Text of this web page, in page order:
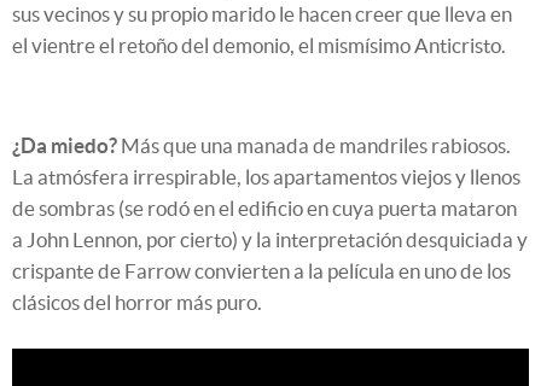
sus vecinos y su propio marido le hacen creer que lleva en
el vientre el retoño del demonio, el mismísimo Anticristo.
¿Da miedo? Más que una manada de mandriles rabiosos.
La atmósfera irrespirable, los apartamentos viejos y llenos
de sombras (se rodó en el edificio en cuya puerta mataron
a John Lennon, por cierto) y la interpretación desquiciada y
crispante de Farrow convierten a la película en uno de los
clásicos del horror más puro.